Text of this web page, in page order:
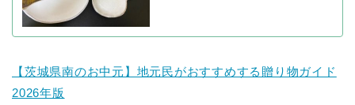
【茨城県南のお中元】地元民がおすすめする贈り物ガイド
2026年版